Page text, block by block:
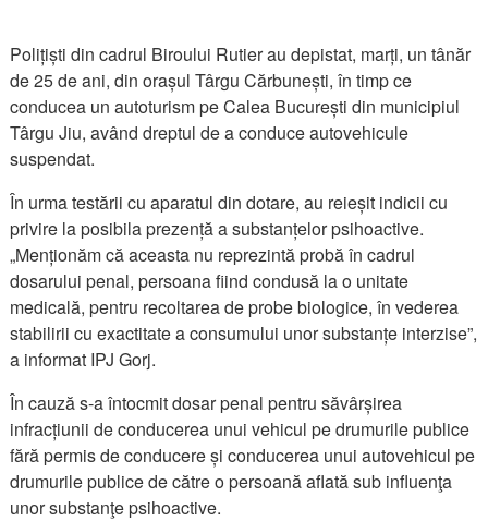
Polițiști din cadrul Biroului Rutier au depistat, marți, un tânăr
de 25 de ani, din orașul Târgu Cărbunești, în timp ce
conducea un autoturism pe Calea București din municipiul
Târgu Jiu, având dreptul de a conduce autovehicule
suspendat.
În urma testării cu aparatul din dotare, au reieșit indicii cu
privire la posibila prezență a substanțelor psihoactive.
„Menționăm că aceasta nu reprezintă probă în cadrul
dosarului penal, persoana fiind condusă la o unitate
medicală, pentru recoltarea de probe biologice, în vederea
stabilirii cu exactitate a consumului unor substanțe interzise”,
a informat IPJ Gorj.
În cauză s-a întocmit dosar penal pentru săvârșirea
infracțiunii de conducerea unui vehicul pe drumurile publice
fără permis de conducere și conducerea unui autovehicul pe
drumurile publice de către o persoană aflată sub influenţa
unor substanţe psihoactive.